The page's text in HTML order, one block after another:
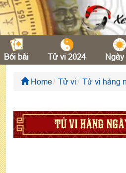
Bói bài Tử vi 2024 Ngày
Home Tử vi Tử vi hàng
TỬ VI HÀNG